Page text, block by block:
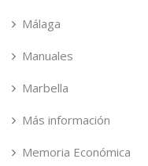
Málaga
Manuales
Marbella
Más información
Memoria Económica